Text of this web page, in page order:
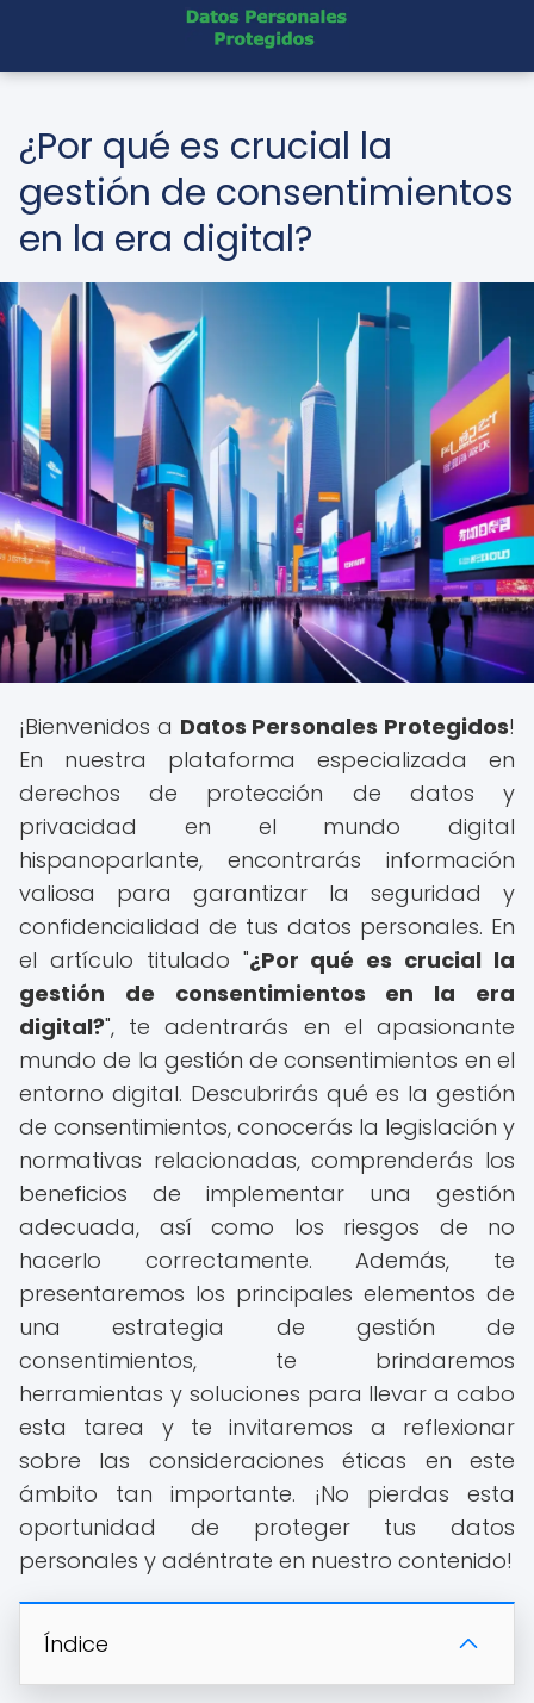
¿Por qué es crucial la
gestión de consentimientos
en la era digital?
¡Bienvenidos a Datos Personales Protegidos!
En nuestra plataforma especializada en
derechos de protección de datos y
privacidad en el mundo digital
hispanoparlante, encontrarás información
valiosa para garantizar la seguridad y
confidencialidad de tus datos personales. En
el artículo titulado "¿Por qué es crucial la
gestión de consentimientos en la era
digital?", te adentrarás en el apasionante
mundo de la gestión de consentimientos en el
entorno digital. Descubrirás qué es la gestión
de consentimientos, conocerás la legislación y
normativas relacionadas, comprenderás los
beneficios de implementar una gestión
adecuada, así como los riesgos de no
hacerlo correctamente. Además, te
presentaremos los principales elementos de
una estrategia de gestión de
consentimientos, te brindaremos
herramientas y soluciones para llevar a cabo
esta tarea y te invitaremos a reflexionar
sobre las consideraciones éticas en este
ámbito tan importante. ¡No pierdas esta
oportunidad de proteger tus datos
personales y adéntrate en nuestro contenido!
Índice